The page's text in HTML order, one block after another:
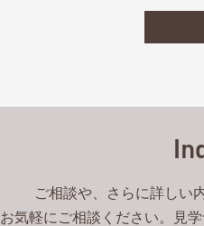
ご相談や、さらに詳しい
お気軽にご相談ください。見